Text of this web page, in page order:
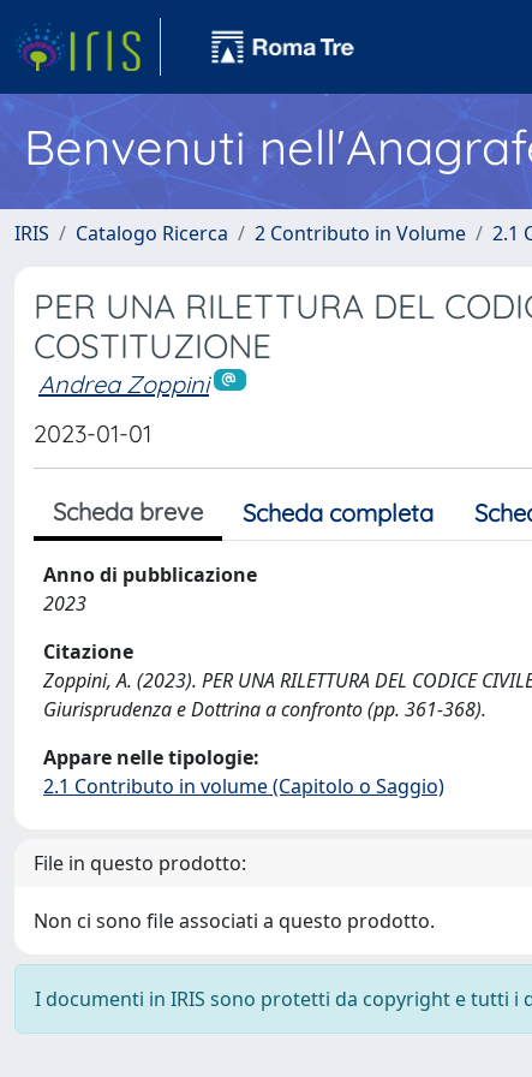
Benvenuti
IRIS Catalogo Ricerca 2 Contributo in Volume 2.1
PER UNA RILETTURA DEL
COSTITUZIONE
Andrea Zoppini
2023-01-01
Scheda breve Scheda completa
Anno di pubblicazione
2023
Citazione
Zoppini, A. (2023). PER UNA RILETTURA DEL CODICE
Giurisprudenza e Dottrina a confronto (pp. 361-368).
Appare nelle tipologie:
2.1 Contributo in volume (Capitolo o Saggio)
File in questo prodotto:
Non ci sono file associati a questo prodotto.
I documenti in IRIS sono protetti da copyright e tutti i